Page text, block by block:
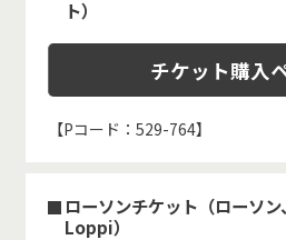
ト）
チケット購入
【Pコード：529-764】
ローソンチケット（ローソ
Loppi）